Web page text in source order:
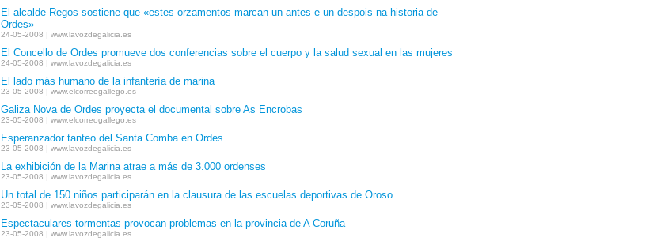
El alcalde Regos sostiene que «estes orzamentos marcan un antes e un despois na historia de
Ordes»
24-05-2008 | www.lavozdegalicia.es
El Concello de Ordes promueve dos conferencias sobre el cuerpo y la salud sexual en las mujeres
24-05-2008 | www.lavozdegalicia.es
El lado más humano de la infantería de marina
23-05-2008 | www.elcorreogallego.es
Galiza Nova de Ordes proyecta el documental sobre As Encrobas
23-05-2008 | www.elcorreogallego.es
Esperanzador tanteo del Santa Comba en Ordes
23-05-2008 | www.lavozdegalicia.es
La exhibición de la Marina atrae a más de 3.000 ordenses
23-05-2008 | www.lavozdegalicia.es
Un total de 150 niños participarán en la clausura de las escuelas deportivas de Oroso
23-05-2008 | www.lavozdegalicia.es
Espectaculares tormentas provocan problemas en la provincia de A Coruña
23-05-2008 | www.lavozdegalicia.es